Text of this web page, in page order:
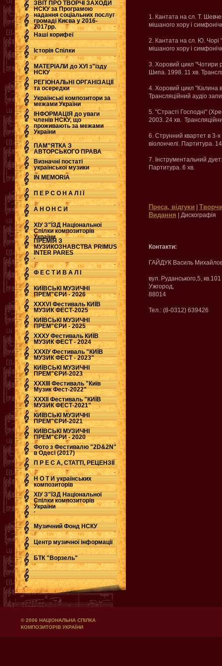
ЗВІТ ПРО ТВОРЧІ ЗАХОДИ
НСКУ за Програмою
надання соціальних послуг
громаді Києва у 2016-
2017рр.
.
Наші корифеї
Історія Спілки
МАТЕРІАЛИ до ХУІ з"їзду
НСКУ
РЕГІОНАЛЬНІ ОРГАНІЗАЦІЇ
та осередки
Українські композитори за
межами України
ІНФОРМАЦІЯ до уваги
членів НСКУ, що
проживають за межами
України
ПАМ"ЯТКА З
АВТОРСЬКОГО ПРАВА
Визначні постаті
української музики
IN MEMORIA
П Е Р С О Н А Л І Ї
А Н О Н С И
ХІУ З"ЇЗД Національної
Спілки композиторів
України
ПРЕМІЯ З
МУЗИКОЗНАВСТВА PRIMUS
INTER PARES
.
Ф Е С Т И В А Л І
КИЇВСЬКІ МУЗИЧНІ
ПРЕМ"ЄРИ - 2026
ХХХVI Фестиваль КИЇВ
МУЗИК ФЕСТ-2025
КИЇВСЬКІ МУЗИЧНІ
ПРЕМ"ЄРИ - 2025
ХХХУ Фестиваль КИЇВ
МУЗИК ФЕСТ - 2024
ХХХІУ Фестиваль "КИЇВ
МУЗИК ФЕСТ - 2023"
КИЇВСЬКІ МУЗИЧНІ
ПРЕМ"ЄРИ-2023
ХХХІІІ Фестиваль "Київ
Музик Фест-2022"
ХХХІІ Фестиваль "КИЇВ
МУЗИК ФЕСТ-2021"
КИЇВСЬКІ МУЗИЧНІ
ПРЕМ"ЄРИ-2021
КИЇВСЬКІ МУЗИЧНІ
ПРЕМ"ЄРИ - 2020
Фото з Фестивалю "2D&2N"
в Одесі (2017)
П Р Е С А, СТАТТІ, РЕЦЕНЗІЇ
Н О Т И українських
композиторів
ХІУ З"ЇЗД Національної
Спілки композиторів
України
.
Музичний Фонд НСКУ
Центр музичної інформації
БТК "Ворзель"
1. Кантата на сл. Т.
мішаного хору і
2. Кантата на сл. Ю. Чорі
мішаного хору і
3. Хоровий цикл "Чотири
Шипа. 1998. 11 хв.
4. Хоровий цикл "Калина в
Трансляційний аудіо
5. "Страсті Господні"
2003. 24 хв.
6. Струнний квартет в 3-х
віолончелі. Партитура.
7. Інструментальний
Партитура. 6 хв.
Преса, відгуки
Видання | Дискографія
Контакти:
ГАЙДУК Василь
вул. Руданського,5, кв.101
Ужгород,
88014
Тел.: (8-0312) 639426
© 2006 НАЦІОНАЛЬНА СПІЛКА
КОМПОЗИТОРІВ УКРАЇНИ